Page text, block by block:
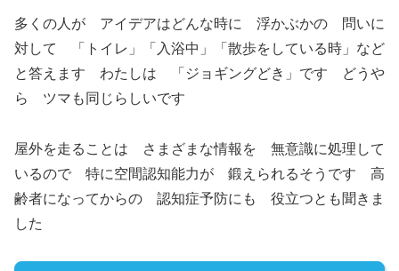
多くの人が アイデアはどんな時に 浮かぶかの 問いに
対して 「トイレ」「入浴中」「散歩をしている時」など
と答えます わたしは 「ジョギングどき」です どうや
ら ツマも同じらしいです
屋外を走ることは さまざまな情報を 無意識に処理して
いるので 特に空間認知能力が 鍛えられるそうです 高
齢者になってからの 認知症予防にも 役立つとも聞きま
した